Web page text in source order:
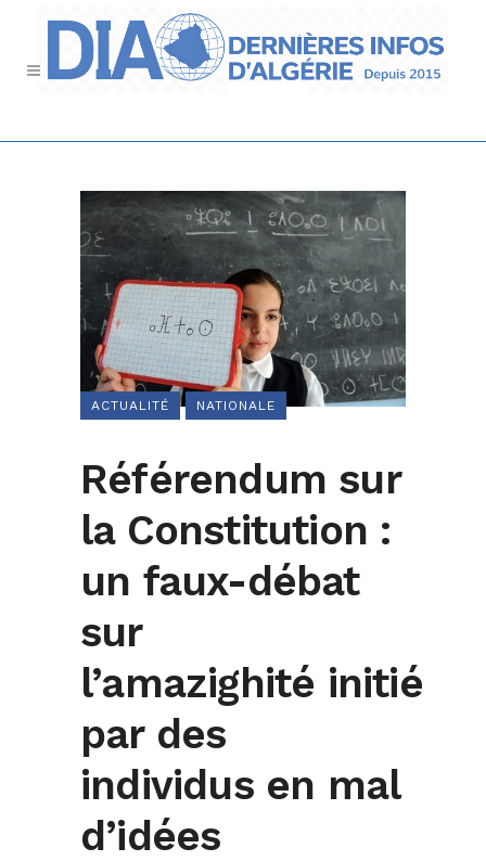
ACTUALITÉ NATIONALE
Référendum sur
la Constitution :
un faux-débat
sur
l’amazighité initié
par des
individus en mal
d’idées